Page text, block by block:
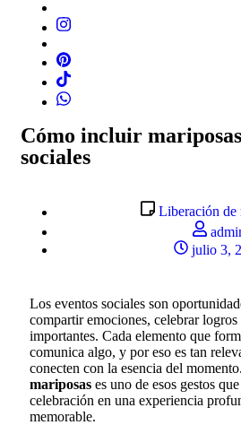
Cómo incluir
sociales
Liberación de
julio 3,
Los eventos sociales son
compartir emociones, celebrar
importantes. Cada elemento que
comunica algo, y por eso es tan
conecten con la esencia del
mariposas es uno de esos gestos
celebración en una experiencia
memorable.